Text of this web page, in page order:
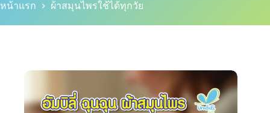
หน้าแรก ผ้าสมุนไพรใช้ได้ทุกวัย